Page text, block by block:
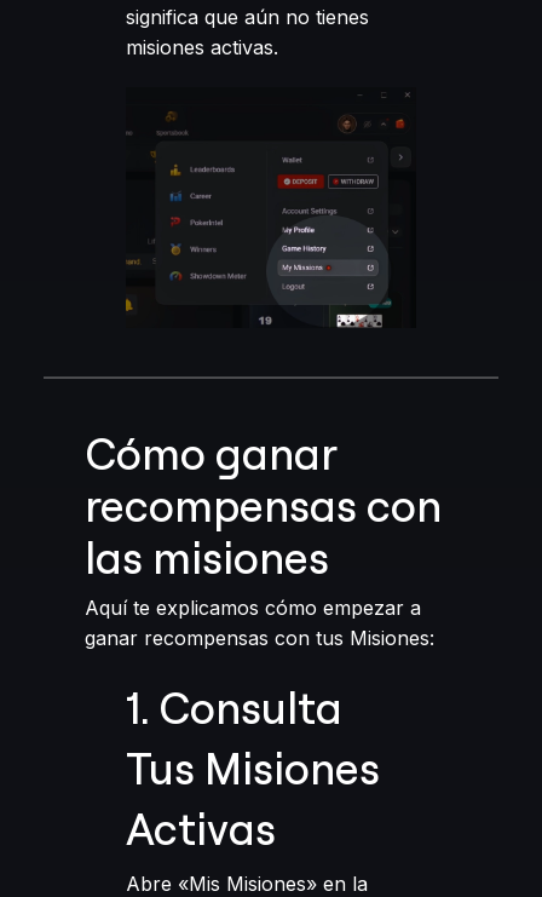
significa que aún no tienes
misiones activas.
Cómo ganar
recompensas con
las misiones
Aquí te explicamos cómo empezar a
ganar recompensas con tus Misiones:
1. Consulta
Tus Misiones
Activas
Abre «Mis Misiones» en la